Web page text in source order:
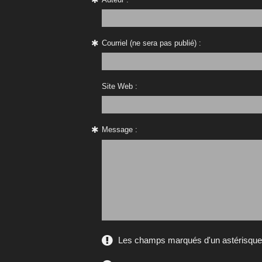
Courriel (ne sera pas publié) :
Site Web :
Message :
Les champs marqués d'un